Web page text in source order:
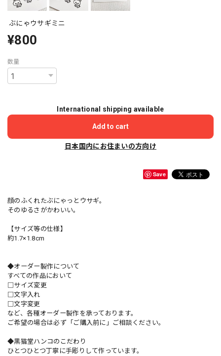
ぶにゃウサギミニ
¥800
数量
International shipping available
Add to cart
日本国内にお住まいの方向け
Save
顔のふくれたぶにゃっとウサギ。
そのゆるさがかわいい。
【サイズ等の仕様】
約1.7×1.8cm
◆オーダー製作について
すべての作品において
□サイズ変更
□文字入れ
□文字変更
など、各種オーダー製作を承っております。
ご希望の場合は必ず「ご購入前に」ご相談ください。
◆黒猫堂ハンコのこだわり
ひとつひとつ丁寧に手彫りして作っています。